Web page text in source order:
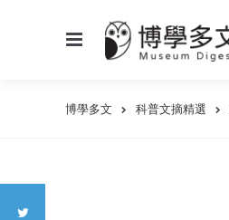
博學多文 科普文摘精選